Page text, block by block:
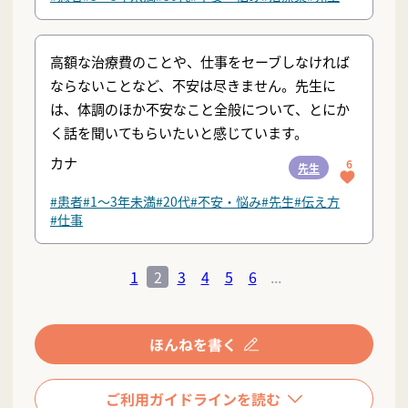
高額な治療費のことや、仕事をセーブしなければ
ならないことなど、不安は尽きません。先生に
は、体調のほか不安なこと全般について、とにか
く話を聞いてもらいたいと感じています。
カナ
先生 6
#患者#1〜3年未満#20代#不安・悩み#先生#伝え方
#仕事
1 2 3 4 5 6 ...